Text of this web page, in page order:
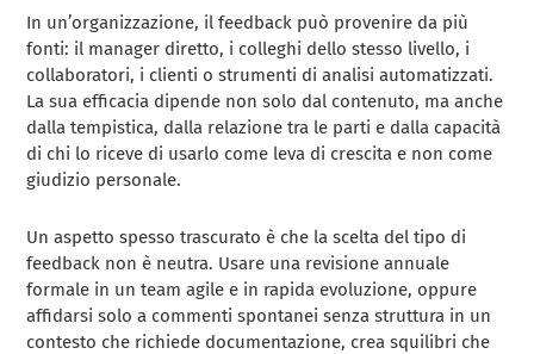
In un’organizzazione, il feedback può provenire da più
fonti: il manager diretto, i colleghi dello stesso livello, i
collaboratori, i clienti o strumenti di analisi automatizzati.
La sua efficacia dipende non solo dal contenuto, ma anche
dalla tempistica, dalla relazione tra le parti e dalla capacità
di chi lo riceve di usarlo come leva di crescita e non come
giudizio personale.
Un aspetto spesso trascurato è che la scelta del tipo di
feedback non è neutra. Usare una revisione annuale
formale in un team agile e in rapida evoluzione, oppure
affidarsi solo a commenti spontanei senza struttura in un
contesto che richiede documentazione, crea squilibri che